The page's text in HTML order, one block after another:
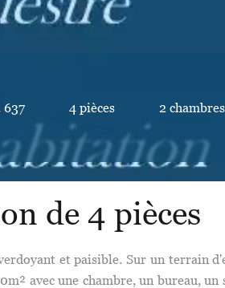
637 4 pièces 2 chambres
de 4 pièces
et paisible. Sur un terrain
avec une chambre, un bureau,